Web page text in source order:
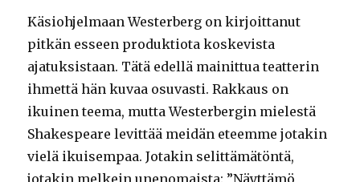
Käsiohjelmaan Westerberg on kirjoittanut
pitkän esseen produktiota koskevista
ajatuksistaan. Tätä edellä mainittua teatterin
ihmettä hän kuvaa osuvasti. Rakkaus on
ikuinen teema, mutta Westerbergin mielestä
Shakespeare levittää meidän eteemme jotakin
vielä ikuisempaa. Jotakin selittämätöntä,